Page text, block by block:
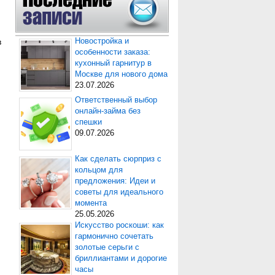
Новостройка и
особенности заказа:
кухонный гарнитур в
Москве для нового дома
23.07.2026
Ответственный выбор
онлайн-займа без
спешки
09.07.2026
Как сделать сюрприз с
кольцом для
предложения: Идеи и
советы для идеального
момента
25.05.2026
Искусство роскоши: как
гармонично сочетать
золотые серьги с
бриллиантами и дорогие
часы